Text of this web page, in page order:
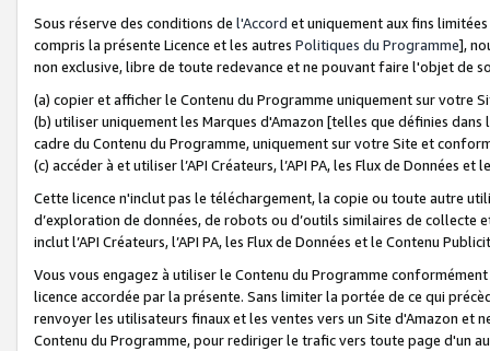
Sous réserve des conditions de l'Accord et uniquement aux fins
compris la présente Licence et les autres Politiques du Programme],
non exclusive, libre de toute redevance et ne pouvant faire l'objet de
(a) copier et afficher le Contenu du Programme uniquement sur votre
(b) utiliser uniquement les Marques d'Amazon [telles que définies dans
cadre du Contenu du Programme, uniquement sur votre Site et
(c) accéder à et utiliser l’API Créateurs, l’API PA, les Flux de Données
Cette licence n'inclut pas le téléchargement, la copie ou toute autre
d’exploration de données, de robots ou d’outils similaires de
inclut l’API Créateurs, l’API PA, les Flux de Données et le Contenu
Vous vous engagez à utiliser le Contenu du Programme
licence accordée par la présente. Sans limiter la portée de ce qui
renvoyer les utilisateurs finaux et les ventes vers un Site d'Amazon et
Contenu du Programme, pour rediriger le trafic vers toute page d'un